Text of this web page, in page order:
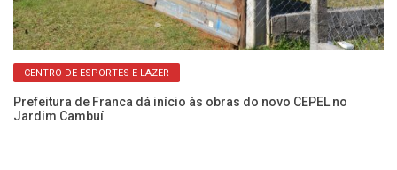
CENTRO DE ESPORTES E LAZER
Prefeitura de Franca dá início às obras do novo CEPEL no
Jardim Cambuí